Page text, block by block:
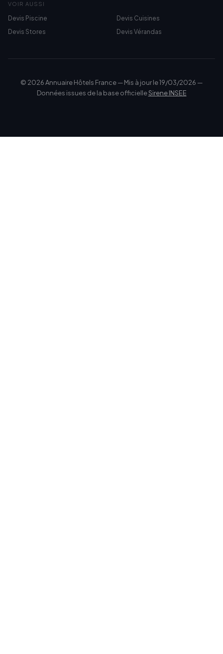
VOIR AUSSI
Devis Piscine
Devis Cuisines
Devis Stores
Devis Vérandas
© 2026 Annuaire Hôtels France — Mis à jour le 19/03/2026 —
Données issues de la base officielleSirene INSEE